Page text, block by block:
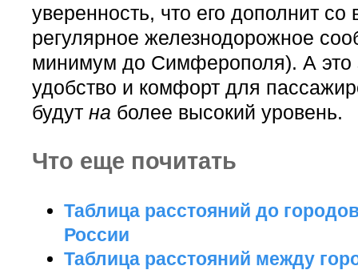
уверенность, что его дополнит
регулярное железнодорожное
минимум до Симферополя). А это
удобство и комфорт для
будутна более высокий уровень.
Что еще почитать
Таблица расстояний до
России
Таблица расстояний между